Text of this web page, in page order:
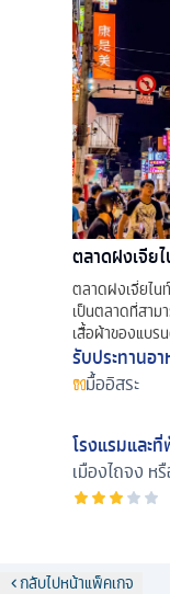
ตลาดฝงเจีย
ตลาดฝงเจี่ยไน
เป็นตลาดที่สาม
เสื้อผ้าของแบร
รับประทานอา
มื้ออิสระ
โรงแรมและ
เมืองไถจง ห
กลับไปหน้าแพ็คเกจ